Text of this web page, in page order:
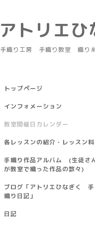
アトリエ
手織り工房 手織り教室 織り
トップページ
インフォメーション
教室開催日カレンダー
各レッスンの紹介・レッスン料
手織り作品アルバム (生徒さ
が教室で織った作品の数々)
ブログ「アトリエひなぎく 手
織り日記」
日記